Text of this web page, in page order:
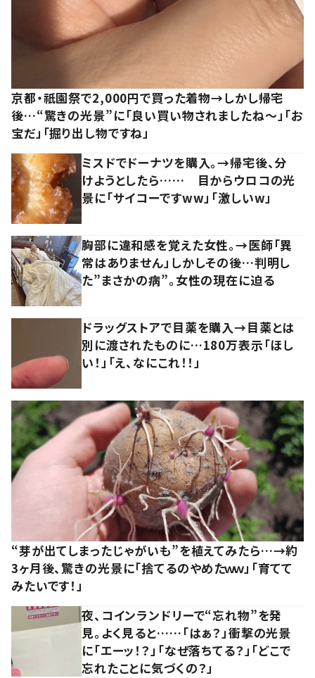
京都・祇園祭で2,000円で買った着物→しかし帰宅
後…“驚きの光景”に「良い買い物されましたね～」「お
宝だ」「掘り出し物ですね」
ミスドでドーナツを購入。→帰宅後、分
けようとしたら…… 目からウロコの光
景に「サイコーですww」「激しいw」
胸部に違和感を覚えた女性。→医師「異
常はありません」しかしその後…判明し
た”まさかの病”。女性の現在に迫る
ドラッグストアで目薬を購入→目薬とは
別に渡されたものに…180万表示「ほし
い！」「え、なにこれ！！」
“芽が出てしまったじゃがいも”を植えてみたら…→約
3ヶ月後、驚きの光景に「捨てるのやめたｗｗ」「育てて
みたいです！」
夜、コインランドリーで“忘れ物”を発
見。よく見ると……「はぁ？」衝撃の光景
に「エーッ！？」「なぜ落ちてる？」「どこで
忘れたことに気づくの？」